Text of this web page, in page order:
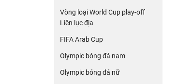
Vòng loại World Cup play-off
Liên lục địa
FIFA Arab Cup
Olympic bóng đá nam
Olympic bóng đá nữ